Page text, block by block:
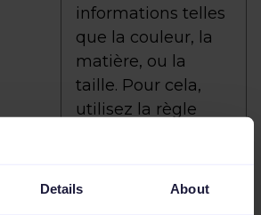
Details About
informations telles
que la couleur, la
matière, ou la
taille. Pour cela,
utilisez la règle
d’assembler